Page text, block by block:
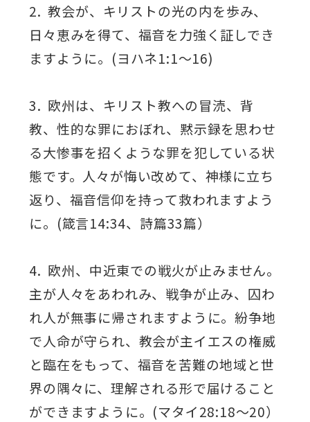
2. 教会が、キリストの光の内を歩み、
日々恵みを得て、福音を力強く証しでき
ますように。(ヨハネ1:1～16)
3. 欧州は、キリスト教への冒涜、背
教、性的な罪におぼれ、黙示録を思わせ
る大惨事を招くような罪を犯している状
態です。人々が悔い改めて、神様に立ち
返り、福音信仰を持って救われますよう
に。(箴言14:34、詩篇33篇）
4. 欧州、中近東での戦火が止みません。
主が人々をあわれみ、戦争が止み、囚わ
れ人が無事に帰されますように。紛争地
で人命が守られ、教会が主イエスの権威
と臨在をもって、福音を苦難の地域と世
界の隅々に、理解される形で届けること
ができますように。(マタイ28:18～20）